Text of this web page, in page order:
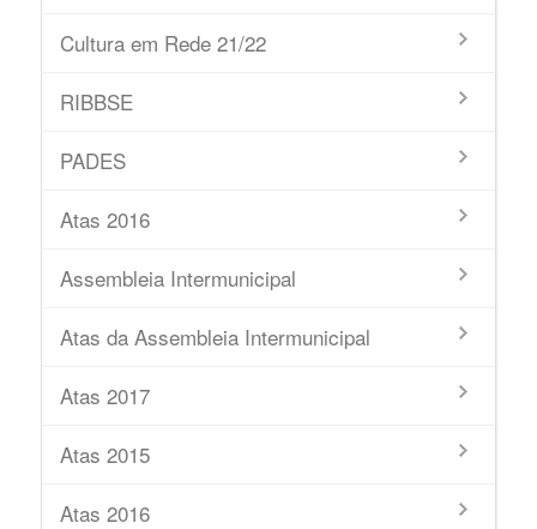
Cultura em Rede 21/22
RIBBSE
PADES
Atas 2016
Assembleia Intermunicipal
Atas da Assembleia Intermunicipal
Atas 2017
Atas 2015
Atas 2016